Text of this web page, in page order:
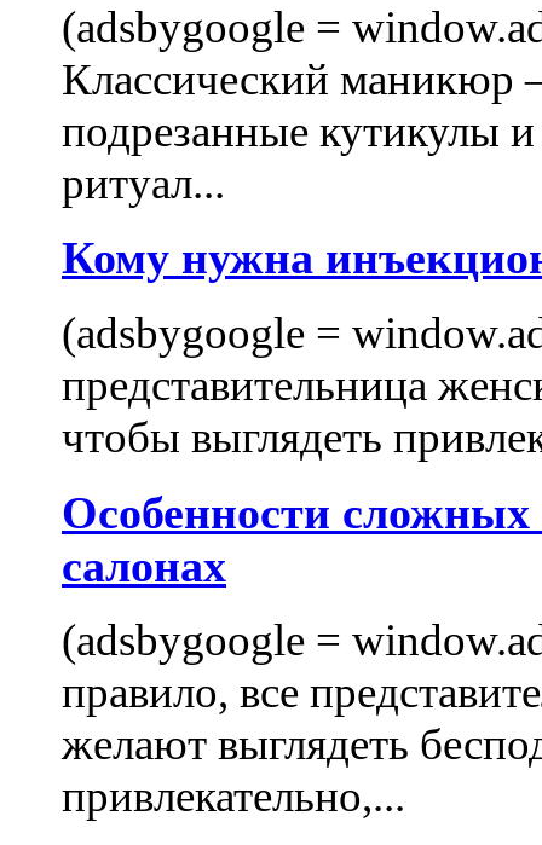
(adsbygoogle =
Классический маникюр
подрезанные кутикулы
ритуал...
Кому нужна
(adsbygoogle =
представительница
чтобы выглядеть
Особенности
салонах
(adsbygoogle =
правило, все
желают выглядеть
привлекательно,...